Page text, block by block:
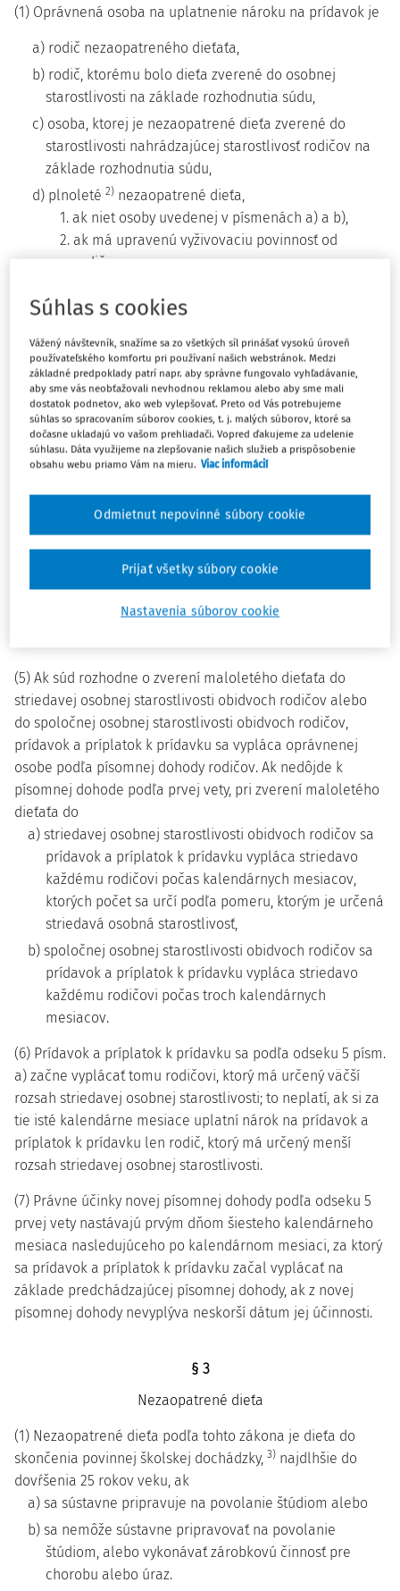
(1) Oprávnená osoba na uplatnenie nároku na prídavok je
a) rodič nezaopatreného dieťaťa,
b) rodič, ktorému bolo dieťa zverené do osobnej
starostlivosti na základe rozhodnutia súdu,
c) osoba, ktorej je nezaopatrené dieťa zverené do
starostlivosti nahrádzajúcej starostlivosť rodičov na
základe rozhodnutia súdu,
d) plnoleté 2) nezaopatrené dieťa,
1. ak niet osoby uvedenej v písmenách a) a b),
2. ak má upravenú vyživovaciu povinnosť od
rodičov,
starostlivosti nahrádzajúcej starostlivosť rodičov,
5. ktorého manželstvo zaniklo alebo
e) maloletý rodič, ktorý má priznané rodičovské práva a
povinnosti podľa osobitného predpisu.2a)
(2) Ak je viac oprávnených osôb a spĺňajú podmienky
ustanovené týmto zákonom, prídavok na to isté dieťa patrí
(3) Oprávnená osoba na uplatnenie nároku na príplatok k
prídavku je osoba podľa odseku 1 písm. a) až c).
(4) Ak je viac oprávnených osôb a spĺňajú podmienky
dieťa patrí oprávnenej osobe, ktorej patrí prídavok podľa
(5) Ak súd rozhodne o zverení maloletého dieťaťa do
striedavej osobnej starostlivosti obidvoch rodičov alebo
do spoločnej osobnej starostlivosti obidvoch rodičov,
prídavok a príplatok k prídavku sa vypláca oprávnenej
osobe podľa písomnej dohody rodičov. Ak nedôjde k
písomnej dohode podľa prvej vety, pri zverení maloletého
dieťaťa do
a) striedavej osobnej starostlivosti obidvoch rodičov sa
prídavok a príplatok k prídavku vypláca striedavo
každému rodičovi počas kalendárnych mesiacov,
ktorých počet sa určí podľa pomeru, ktorým je určená
striedavá osobná starostlivosť,
b) spoločnej osobnej starostlivosti obidvoch rodičov sa
prídavok a príplatok k prídavku vypláca striedavo
každému rodičovi počas troch kalendárnych
mesiacov.
(6) Prídavok a príplatok k prídavku sa podľa odseku 5 písm.
a) začne vyplácať tomu rodičovi, ktorý má určený väčší
rozsah striedavej osobnej starostlivosti; to neplatí, ak si za
tie isté kalendárne mesiace uplatní nárok na prídavok a
príplatok k prídavku len rodič, ktorý má určený menší
rozsah striedavej osobnej starostlivosti.
(7) Právne účinky novej písomnej dohody podľa odseku 5
prvej vety nastávajú prvým dňom šiesteho kalendárneho
mesiaca nasledujúceho po kalendárnom mesiaci, za ktorý
sa prídavok a príplatok k prídavku začal vyplácať na
základe predchádzajúcej písomnej dohody, ak z novej
písomnej dohody nevyplýva neskorší dátum jej účinnosti.
§ 3
Nezaopatrené dieťa
(1) Nezaopatrené dieťa podľa tohto zákona je dieťa do
skončenia povinnej školskej dochádzky, 3) najdlhšie do
dovŕšenia 25 rokov veku, ak
a) sa sústavne pripravuje na povolanie štúdiom alebo
b) sa nemôže sústavne pripravovať na povolanie
štúdiom, alebo vykonávať zárobkovú činnosť pre
chorobu alebo úraz.
Súhlas s cookies
Vážený návštevník, snažíme sa zo všetkých síl prinášať vysokú úroveň
používateľského komfortu pri používaní našich webstránok. Medzi
základné predpoklady patrí napr. aby správne fungovalo vyhľadávanie,
aby sme vás neobťažovali nevhodnou reklamou alebo aby sme mali
dostatok podnetov, ako web vylepšovať. Preto od Vás potrebujeme
súhlas so spracovaním súborov cookies, t. j. malých súborov, ktoré sa
dočasne ukladajú vo vašom prehliadači. Vopred ďakujeme za udelenie
súhlasu. Dáta využijeme na zlepšovanie našich služieb a prispôsobenie
obsahu webu priamo Vám na mieru. Viac informácií
Nastavenia súborov cookie
Odmietnut nepovinné súbory cookie
Prijať všetky súbory cookie